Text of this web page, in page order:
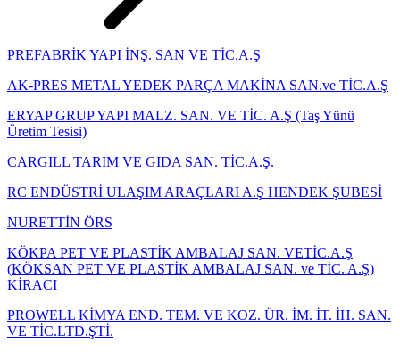
PREFABRİK YAPI İNŞ. SAN VE TİC.A.Ş
AK-PRES METAL YEDEK PARÇA MAKİNA SAN.ve TİC.A.Ş
ERYAP GRUP YAPI MALZ. SAN. VE TİC. A.Ş (Taş Yünü
Üretim Tesisi)
CARGILL TARIM VE GIDA SAN. TİC.A.Ş.
RC ENDÜSTRİ ULAŞIM ARAÇLARI A.Ş HENDEK ŞUBESİ
NURETTİN ÖRS
KÖKPA PET VE PLASTİK AMBALAJ SAN. VETİC.A.Ş
(KÖKSAN PET VE PLASTİK AMBALAJ SAN. ve TİC. A.Ş)
KİRACI
PROWELL KİMYA END. TEM. VE KOZ. ÜR. İM. İT. İH. SAN.
VE TİC.LTD.ŞTİ.